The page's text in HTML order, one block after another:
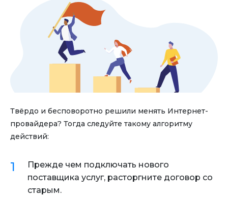
Твёрдо и бесповоротно решили менять Интернет-
провайдера? Тогда следуйте такому алгоритму
действий:
Прежде чем подключать нового
поставщика услуг, расторгните договор со
старым.